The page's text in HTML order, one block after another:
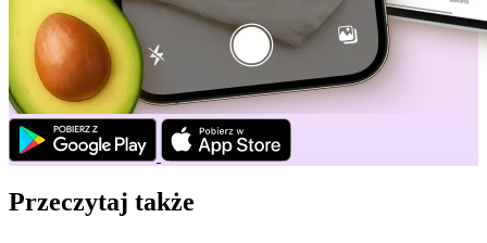
Przeczytaj także